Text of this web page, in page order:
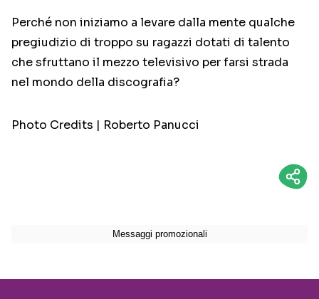
Perché non iniziamo a levare dalla mente qualche
pregiudizio di troppo su ragazzi dotati di talento
che sfruttano il mezzo televisivo per farsi strada
nel mondo della discografia?
Photo Credits | Roberto Panucci